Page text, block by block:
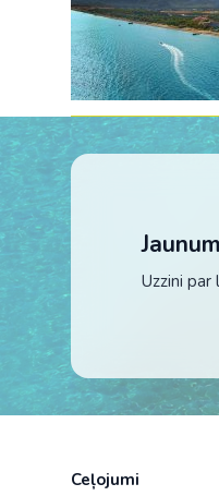
Uzzini
Ceļojumi